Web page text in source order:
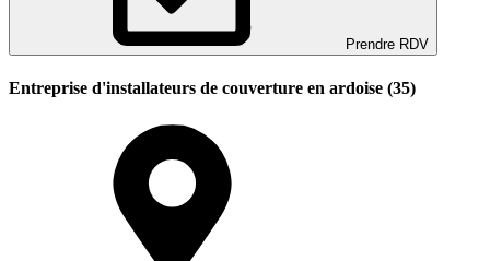
Prendre RDV
Entreprise d'installateurs de couverture en ardoise (35)